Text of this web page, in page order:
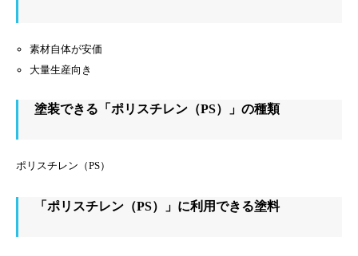
素材自体が安価
大量生産向き
塗装できる「ポリスチレン（PS）」の種類
ポリスチレン（PS）
「ポリスチレン（PS）」に利用できる塗料